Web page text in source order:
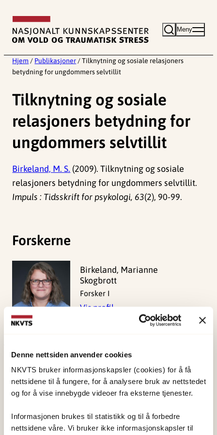
Denne nettsiden anvender cookies
NKVTS bruker informasjonskapsler (cookies) for å få
nettsidene til å fungere, for å analysere bruk av nettstedet
og for å vise innebygde videoer fra eksterne tjenester.
Informasjonen brukes til statistikk og til å forbedre
nettsidene våre. Vi bruker ikke informasjonskapsler til
innhold
Meny
Hjem / Publikasjoner / Tilknytning og sosiale relasjoners
betydning for ungdommers selvtillit
Tilknytning og sosiale
relasjoners betydning for
ungdommers selvtillit
Birkeland, M. S. (2009). Tilknytning og sosiale
relasjoners betydning for ungdommers selvtillit.
Impuls : Tidsskrift for psykologi, 63(2), 90-99.
Forskerne
Birkeland, Marianne
Skogbrott
Forsker I
Vis profil
Publisert:19. mars 2026
Sist redigert: 8. august 2026